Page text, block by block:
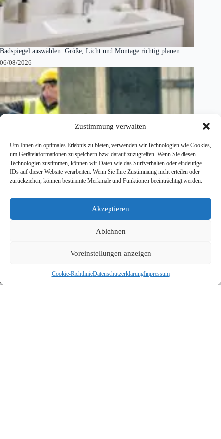
Zustimmung verwalten
Um Ihnen ein optimales Erlebnis zu bieten, verwenden wir Technologien wie Cookies,
um Geräteinformationen zu speichern bzw. darauf zuzugreifen. Wenn Sie diesen
Technologien zustimmen, können wir Daten wie das Surfverhalten oder eindeutige
IDs auf dieser Website verarbeiten. Wenn Sie Ihre Zustimmung nicht erteilen oder
zurückziehen, können bestimmte Merkmale und Funktionen beeinträchtigt werden.
Akzeptieren
Ablehnen
Voreinstellungen anzeigen
Cookie-RichtlinieDatenschutzerklärungImpressum
Badspiegel auswählen: Größe, Licht und Montage richtig planen
06/08/2026
25/06/2026